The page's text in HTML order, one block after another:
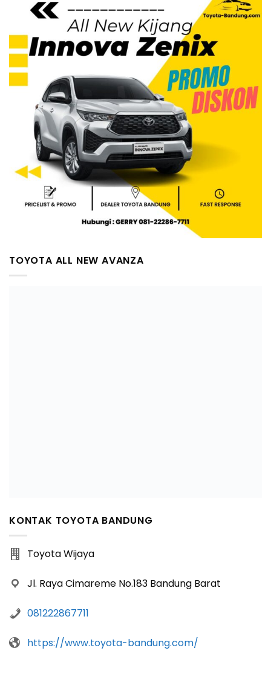
TOYOTA ALL NEW AVANZA
KONTAK TOYOTA BANDUNG
Toyota Wijaya
Jl. Raya Cimareme No.183 Bandung Barat
081222867711
https://www.toyota-bandung.com/